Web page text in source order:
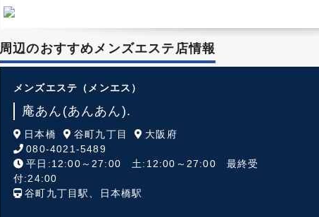
周辺のおすすめメンズエステ店情報
メンズエステ （メンエス）
庵あん(あんあん).
日本橋 谷町九丁目
大阪府
080-4021-5489
平日:12:00～27:00 土:12:00～27:00 最終受
付:24:00
谷町九丁目駅、日本橋駅